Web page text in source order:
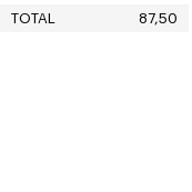
TOTAL
87,50